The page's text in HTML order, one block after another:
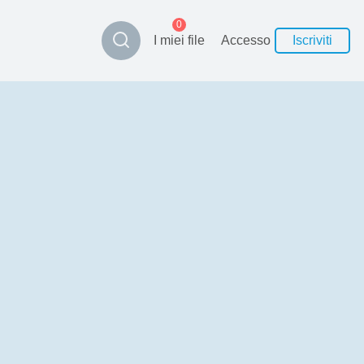
I miei file
0
Accesso Iscriviti